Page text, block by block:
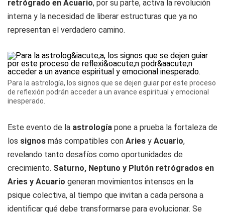
retrógrado en Acuario, por su parte, activa la revolución
interna y la necesidad de liberar estructuras que ya no
representan el verdadero camino.
Para la astrología, los signos que se dejen guiar por este proceso
de reflexión podrán acceder a un avance espiritual y emocional
inesperado.
Este evento de la astrología pone a prueba la fortaleza de
los signos más compatibles con Aries y Acuario,
revelando tanto desafíos como oportunidades de
crecimiento. Saturno, Neptuno y Plutón retrógrados en
Aries y Acuario generan movimientos intensos en la
psique colectiva, al tiempo que invitan a cada persona a
identificar qué debe transformarse para evolucionar. Se